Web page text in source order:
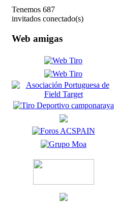
Tenemos 687
invitados conectado(s)
Web amigas